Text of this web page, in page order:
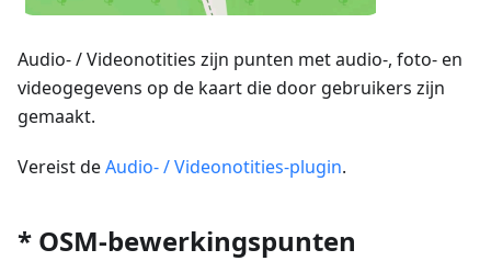
Audio- / Videonotities zijn punten met audio-, foto- en
videogegevens op de kaart die door gebruikers zijn
gemaakt.
Vereist deAudio- / Videonotities-plugin.
* OSM-bewerkingspunten